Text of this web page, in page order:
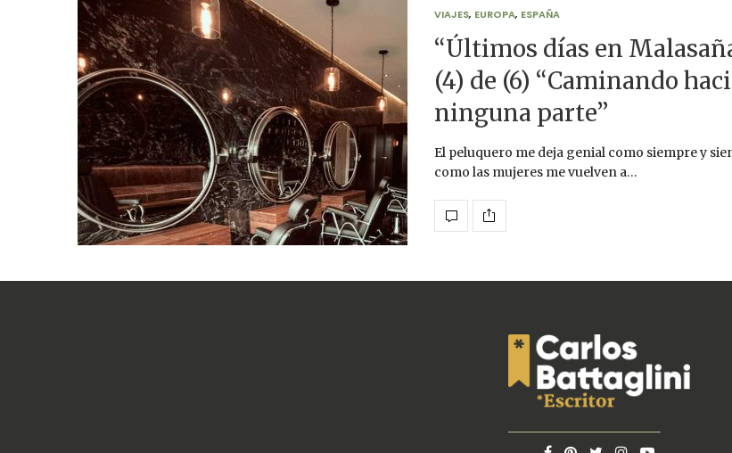
VIAJES, EUROPA, ESPAÑA
“Últimos días en
(4) de (6) “Caminando
ninguna parte”
El peluquero me deja genial como siempre y
como las mujeres me vuelven a…